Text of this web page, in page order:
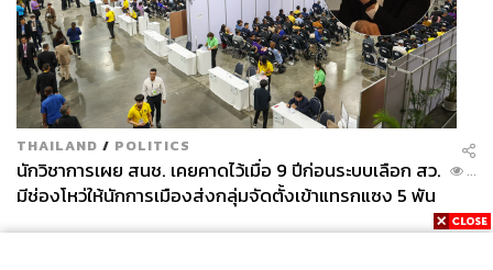
THAILAND / POLITICS
นักวิชาการเผย สนช. เคยคาดไว้เมื่อ 9 ปีก่อนระบบเลือก สว.
มีช่องโหว่ให้นักการเมืองส่งกลุ่มจัดตั้งเข้าแทรกแซง 5 พัน
...